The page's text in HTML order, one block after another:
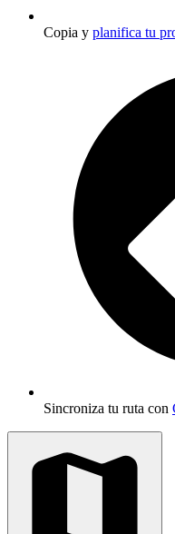
Copia y planifica tu
Sincroniza tu ruta con